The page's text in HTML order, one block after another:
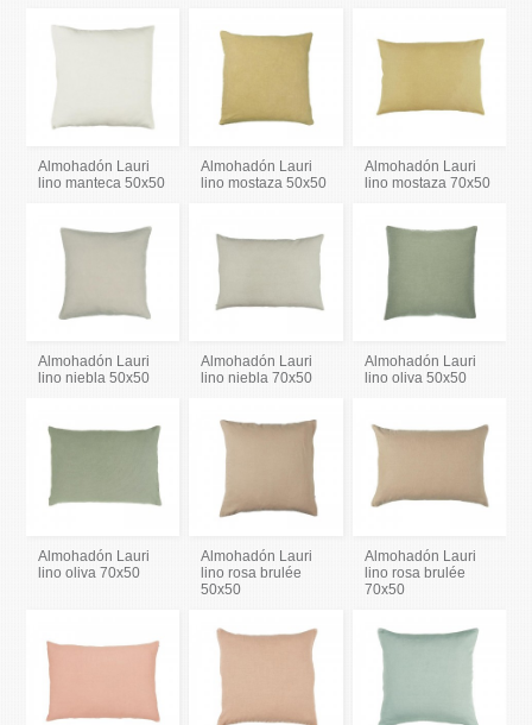
Almohadón Lauri
lino manteca 50x50
Almohadón Lauri
lino mostaza 50x50
Almohadón Lauri
lino mostaza 70x50
Almohadón Lauri
lino niebla 50x50
Almohadón Lauri
lino niebla 70x50
Almohadón Lauri
lino oliva 50x50
Almohadón Lauri
lino oliva 70x50
Almohadón Lauri
lino rosa brulée
50x50
Almohadón Lauri
lino rosa brulée
70x50